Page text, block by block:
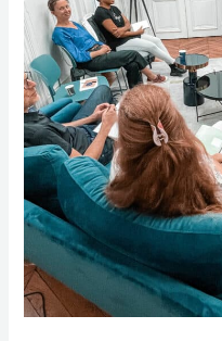
pour
les
introvertis